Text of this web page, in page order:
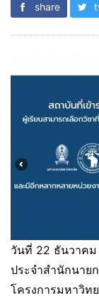
share
วันที่ 22 ธันวาคม
ประจำสำนักนาย
โครงการมหาวิท